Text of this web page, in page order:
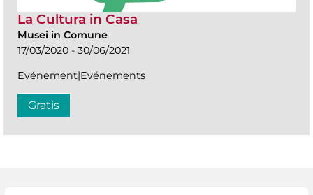
La Cultura in Casa
Musei in Comune
17/03/2020 - 30/06/2021
Evénement|Evénements
Gratis